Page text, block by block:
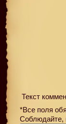
Текст
*Все поля
Соблюдайте,